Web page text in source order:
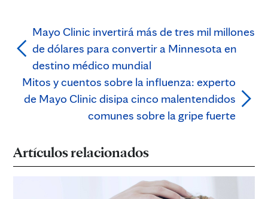
Mayo Clinic invertirá más de tres mil millones
de dólares para convertir a Minnesota en
destino médico mundial
Mitos y cuentos sobre la influenza: experto
de Mayo Clinic disipa cinco malentendidos
comunes sobre la gripe fuerte
Artículos relacionados